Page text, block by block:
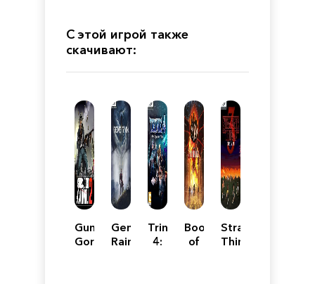
С этой игрой также
скачивают:
Guns,
Gore
Gene
Rain
Trine
4:
Book
of
Stranger
Things